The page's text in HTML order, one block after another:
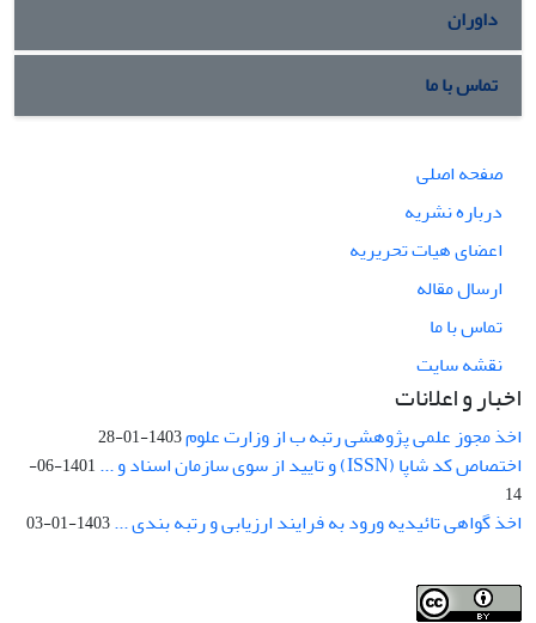
داوران
تماس با ما
صفحه اصلی
درباره نشریه
اعضای هیات تحریریه
ارسال مقاله
تماس با ما
نقشه سایت
اخبار و اعلانات
اخذ مجوز علمی پژوهشی رتبه ب از وزارت علوم1403-01-28
اختصاص کد شاپا (ISSN) و تایید از سوی سازمان اسناد و ...
1401-06-
14
اخذ گواهی تائیدیه ورود به فرایند ارزیابی و رتبه بندی ...1403-01-03